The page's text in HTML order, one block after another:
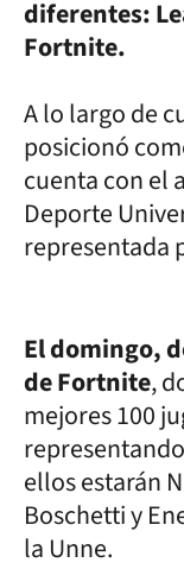
diferentes:
Fortnite.
A lo largo de
posicionó
cuenta con el
Deporte
representada
El domingo,
de Fortnite,
mejores 100
ellos estarán
Boschetti y
la Unne.